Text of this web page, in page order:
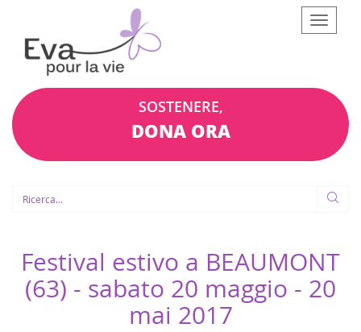
Afficher
le
SOSTENERE,
DONA ORA
Festival estivo a BEAUMONT
(63) - sabato 20 maggio - 20
mai 2017